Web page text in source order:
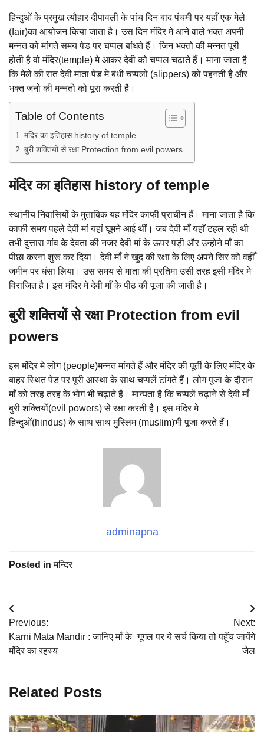
हिन्दुओं के प्रमुख त्यौहार दीपावली के पांच दिन बाद पंचमी पर यहाँ एक मेले
(fair)का आयोजन किया जाता है। उस दिन मंदिर मे आने वाले भक्त अपनी
मन्नत को मांगते समय पेड पर चप्पल बांधते हैं। जिन भक्तो की मन्नत पूरी
होती है वो मंदिर(temple) मे आकर देवी को चप्पल चढ़ाते हैं। माना जाता है
कि मेले की रात देवी माता पेड मे बंधी चप्पलों (slippers) को पहनती है और
भक्त जनो की मन्नतो को पूरा करती है।
Table of Contents
मंदिर का इतिहास history of temple
बुरी शक्तियों से रक्षा Protection from evil powers
मंदिर का इतिहास history of temple
स्थानीय निवासियों के मुताबिक यह मंदिर काफी प्राचीन हैं। माना जाता है कि
काफी समय पहले देवी मां यहां घूमने आई थीं। जब देवी माँ यहाँ टहल रही थी
तभी दुत्तारा गांव के देवता की नजर देवी मां के ऊपर पड़ी और उन्होने माँ का
पीछा करना शुरू कर दिया। देवी माँ ने खुद की रक्षा के लिए अपने सिर को वहीँ
जमीन पर धंसा लिया। उस समय से माता की प्रतिमा उसी तरह इसी मंदिर मे
विराजित है। इस मंदिर मे देवी माँ के पीठ की पूजा की जाती है।
बुरी शक्तियों से रक्षा Protection from evil
powers
इस मंदिर मे लोग (people)मन्नत मांगते हैं और मंदिर की पूर्ती के लिए मंदिर के
बाहर स्थित पेड पर पूरी आस्था के साथ चप्पलें टांगते हैं। लोग पूजा के दौरान
माँ को तरह तरह के भोग भी चढ़ाते हैं। मान्यता है कि चप्पलें चढ़ाने से देवी माँ
बुरी शक्तियों(evil powers) से रक्षा करती है। इस मंदिर मे
हिन्दुओं(hindus) के साथ साथ मुस्लिम (muslim)भी पूजा करते हैं।
adminapna
Posted inमन्दिर
Post
navigation
Previous:
Karni Mata Mandir : जानिए माँ के
मंदिर का रहस्य
Next:
गूगल पर ये सर्च किया तो पहूँच जायेंगे
जेल
Related Posts